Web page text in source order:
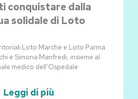
conquistare dalla
solidale di Loto
Loto Marche e Loto Parma
e Simona Manfredi, insieme al
medico dell’Ospedale
Leggi di più